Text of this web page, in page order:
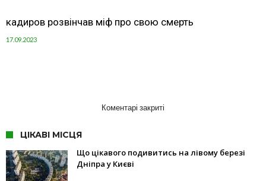
кадиров розвінчав міф про свою смерть
17.09.2023
Коментарі закриті
ЦІКАВІ МІСЦЯ
Що цікавого подивитись на лівому березі
Дніпра у Києві